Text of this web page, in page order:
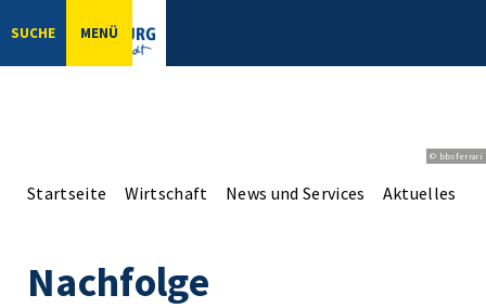
SUCHE MENÜ
© bbsferrari
Startseite Wirtschaft News und Services Aktuelles
Nachfolge